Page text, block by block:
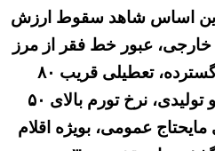
اساس شاهد سقوط ارزش
عبور خط فقر از مرز
۷۰ میلیون ایرانی، بیکاری گسترده، تعطیلی قریب ۸۰
درصد از واحدهای صنعتی و تولیدی، نرخ تورم بالای ۵۰
عمومی، بویژه اقلام